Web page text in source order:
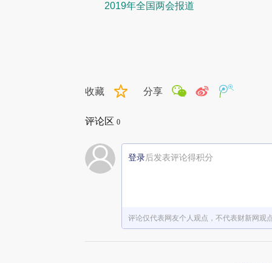
2019年全国两会报道
收藏 分享
评论区 0
登录后发表评论得积分
评论仅代表网友个人观点，不代表财新网观